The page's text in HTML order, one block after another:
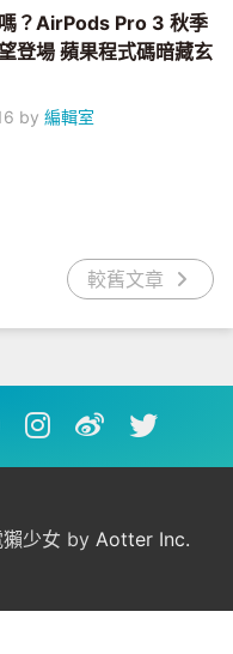
？AirPods Pro 3 秋季
登場 蘋果程式碼暗藏玄
by編輯室
較舊文章
少女 by Aotter Inc.